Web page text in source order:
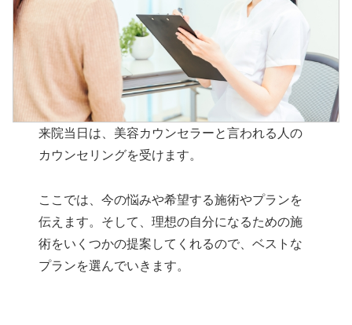
来院当日は、美容カウンセラーと言われる人の
カウンセリングを受けます。
ここでは、今の悩みや希望する施術やプランを
伝えます。そして、理想の自分になるための施
術をいくつかの提案してくれるので、ベストな
プランを選んでいきます。